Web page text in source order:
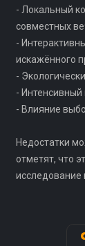
- Локальный
совместных
-
искажённого
-
-
- Влияние
Недостатки
отметят, что
исследование